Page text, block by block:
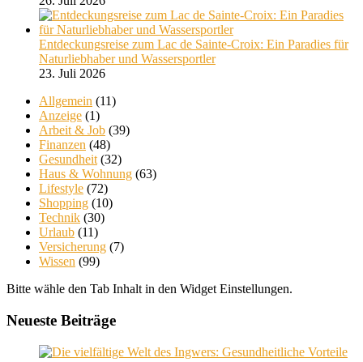
Entdeckungsreise zum Lac de Sainte-Croix: Ein Paradies für
Naturliebhaber und Wassersportler
23. Juli 2026
Allgemein (11)
Anzeige (1)
Arbeit & Job (39)
Finanzen (48)
Gesundheit(32)
Haus & Wohnung (63)
Lifestyle (72)
Shopping (10)
Technik (30)
Urlaub (11)
Versicherung (7)
Wissen (99)
Bitte wähle den Tab Inhalt in den Widget Einstellungen.
Neueste Beiträge